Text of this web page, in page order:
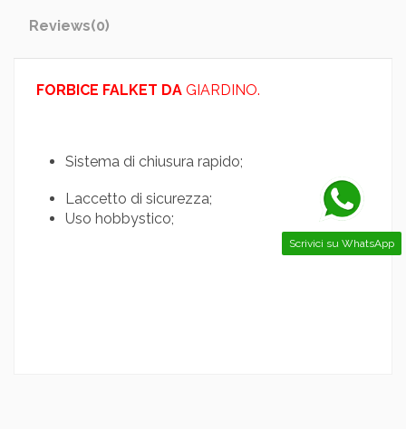
Reviews(0)
FORBICE FALKET DA GIARDINO.
Sistema di chiusura rapido;
Laccetto di sicurezza;
Uso hobbystico;
Scrivici su WhatsApp